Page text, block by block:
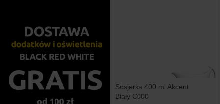
Sosjerka 400 ml Akcent
Biały C000